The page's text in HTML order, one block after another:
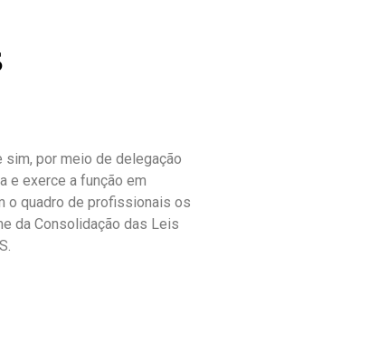
por meio de delegação
e exerce a função em
o quadro de profissionais os
da Consolidação das Leis